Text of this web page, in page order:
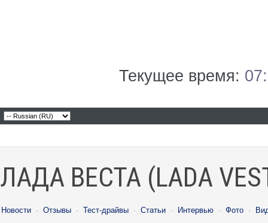
Текущее время:
ЛАДА ВЕСТА (LADA
Новости · Отзывы · Тест-драйвы · Статьи · Интервью · Фото ·